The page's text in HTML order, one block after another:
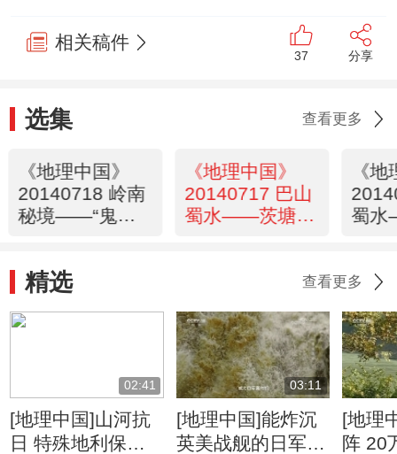
相关稿件
37 分享
选集 查看更多
《地理中国》
20140718 岭南
秘境——“鬼
《地理中国》
20140717 巴山
蜀水——茨塘怪
《
蜀
精选 查看更多
02:41
[地理中国]山河抗
日 特殊地利保护
03:11
[地理中国]能炸沉
英美战舰的日军为
[地理
阵 20